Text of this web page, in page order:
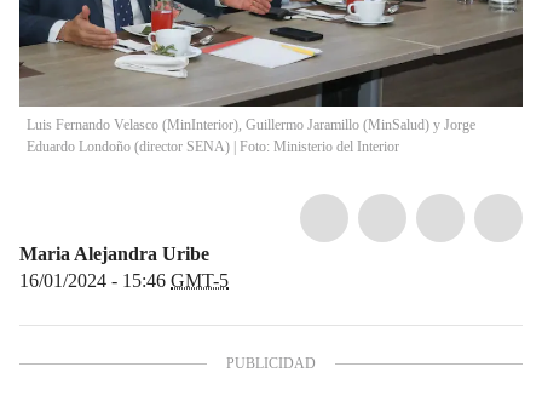
Luis Fernando Velasco (MinInterior), Guillermo Jaramillo (MinSalud) y Jorge
Eduardo Londoño (director SENA) | Foto: Ministerio del Interior
Maria Alejandra Uribe
16/01/2024 - 15:46 GMT-5